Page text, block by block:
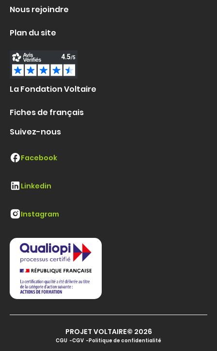
Nous rejoindre
Plan du site
La Fondation Voltaire
Fiches de français
Suivez-nous
Facebook
Linkedin
Instagram
PROJET VOLTAIRE© 2026
CGU CGV Politique de confidentialité